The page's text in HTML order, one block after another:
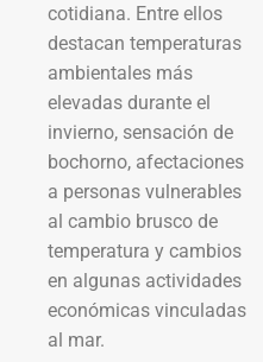
cotidiana. Entre ellos
destacan temperaturas
ambientales más
elevadas durante el
invierno, sensación de
bochorno, afectaciones
a personas vulnerables
al cambio brusco de
temperatura y cambios
en algunas actividades
económicas vinculadas
al mar.